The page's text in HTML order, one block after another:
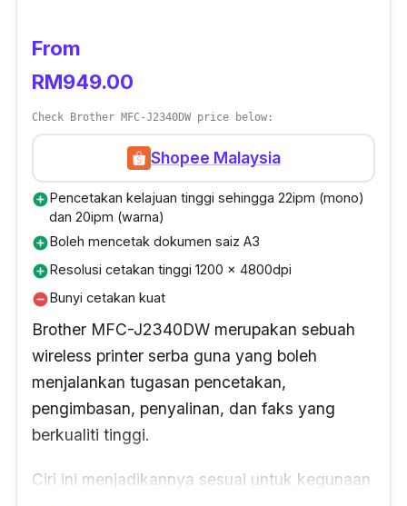
pencetakan dengan menggunakan
yang mudah diisi semula.
From
RM949.00
Check Brother MFC-J2340DW price below:
Shopee Malaysia
add_circlePencetakan kelajuan tinggi sehingga 22ipm (mono)
dan 20ipm (warna)
add_circleBoleh mencetak dokumen saiz A3
add_circleResolusi cetakan tinggi 1200 x 4800dpi
remove_circleBunyi cetakan kuat
Brother MFC-J2340DW merupakan sebuah
wireless printer serba guna yang boleh
menjalankan tugasan pencetakan,
pengimbasan, penyalinan, dan faks yang
berkualiti tinggi.
Ciri ini menjadikannya sesuai untuk kegunaan